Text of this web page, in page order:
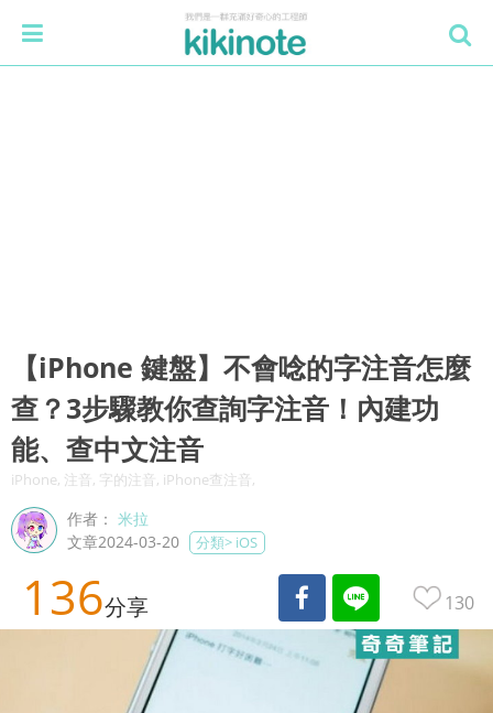
【iPhone 鍵盤】不會唸的字注音怎麼
查？3步驟教你查詢字注音！內建功
能、查中文注音
iPhone, 注音, 字的注音, iPhone查注音,
作者：米拉
文章2024-03-20
分類> iOS
136分享 130